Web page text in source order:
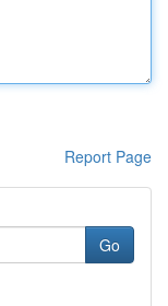
Report Page
Go